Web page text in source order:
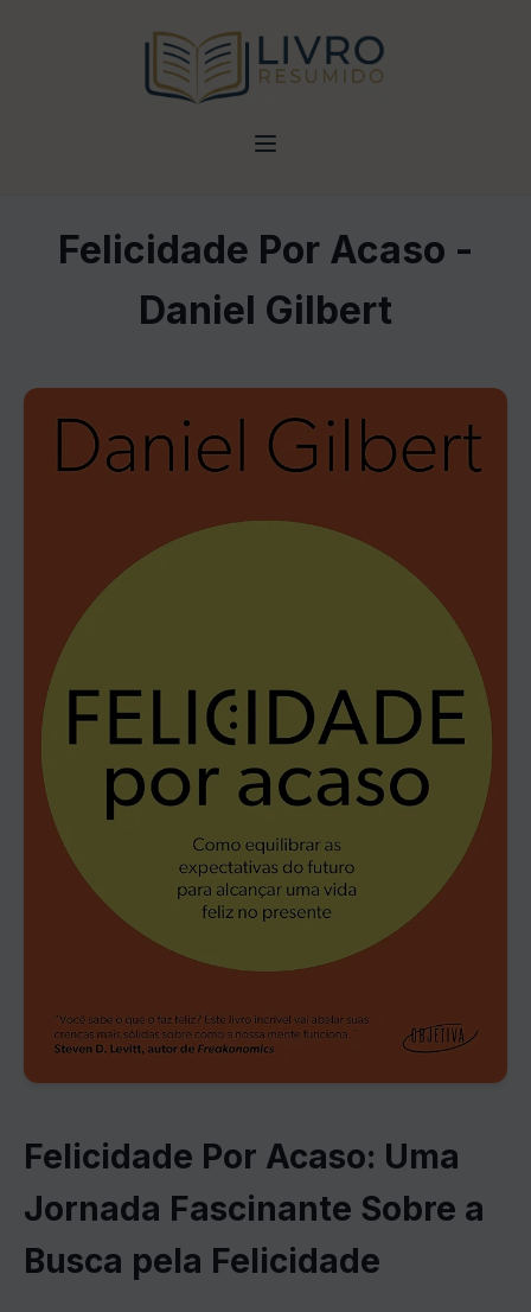
Felicidade Por Acaso -
Daniel Gilbert
Felicidade Por Acaso: Uma
Jornada Fascinante Sobre a
Busca pela Felicidade